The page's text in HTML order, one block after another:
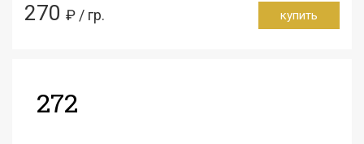
270 ₽ / гр. купить
272